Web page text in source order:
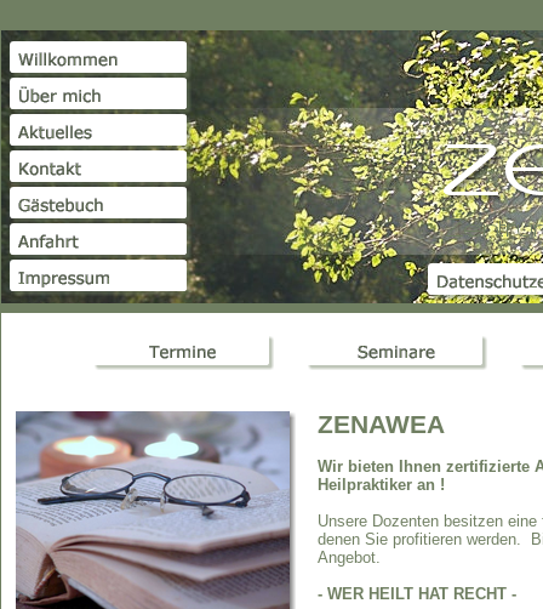
ZENAWEA
Wir bieten Ihnen zertifizierte
Heilpraktiker an !
Unsere Dozenten besitzen
denen Sie profitieren werden.
Angebot.
- WER HEILT HAT RECHT -